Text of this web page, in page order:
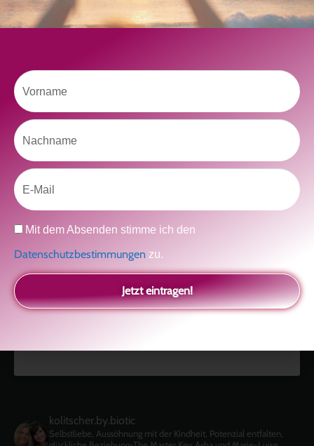
Der Teil von dir, der gesehen werden möchte
Vielleicht geht es gar nicht darum, noch mehr zu verstehen
Like uns auf Facebook
Klicke hier, um Marketing-Cookies zu
kolitscher.by.biotic
Selbstliebe, Aussöhnung mit der Kindheit, Potenzial entfalten,
Vorname
Nachname
Email
Datenschutz
Mit dem Absenden stimme ich den
Datenschutzbestimmungen zu.
Jetzt eintragen!